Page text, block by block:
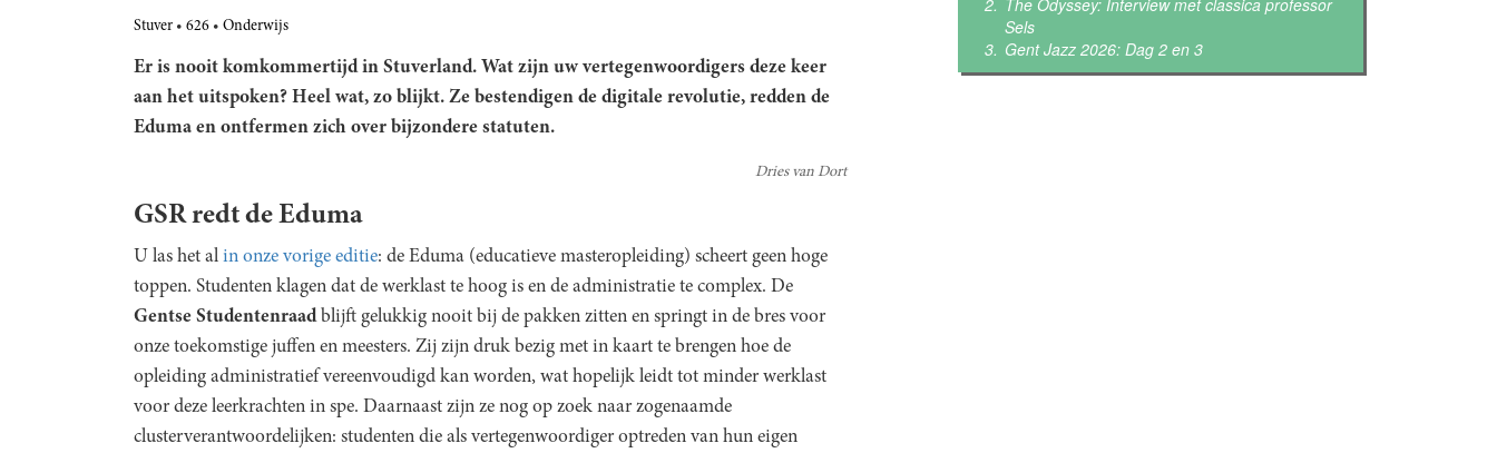
Stuver 626 Onderwijs
Er is nooit komkommertijd in Stuverland. Wat zijn uw vertegenwoordigers deze keer
aan het uitspoken? Heel wat, zo blijkt. Ze bestendigen de digitale revolutie, redden de
Eduma en ontfermen zich over bijzondere statuten.
Dries van Dort
GSR redt de Eduma
U las het al in onze vorige editie: de Eduma (educatieve masteropleiding) scheert geen hoge
toppen. Studenten klagen dat de werklast te hoog is en de administratie te complex. De
Gentse Studentenraadblijft gelukkig nooit bij de pakken zitten en springt in de bres voor
onze toekomstige juffen en meesters. Zij zijn druk bezig met in kaart te brengen hoe de
opleiding administratief vereenvoudigd kan worden, wat hopelijk leidt tot minder werklast
voor deze leerkrachten in spe. Daarnaast zijn ze nog op zoek naar zogenaamde
clusterverantwoordelijken: studenten die als vertegenwoordiger optreden van hun eigen
Sels
Gent Jazz 2026: Dag 2 en 3